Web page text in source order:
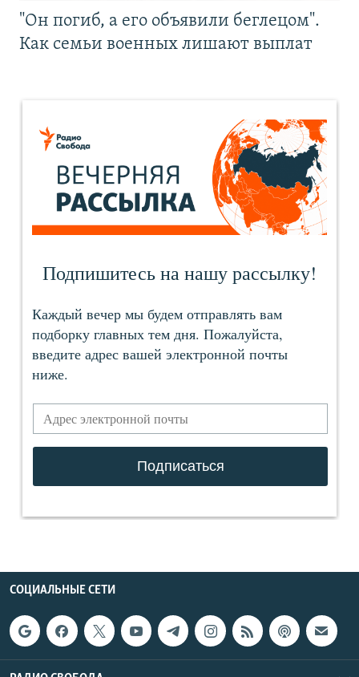
"Он погиб, а его объявили беглецом".
Как семьи военных лишают выплат
СОЦИАЛЬНЫЕ СЕТИ